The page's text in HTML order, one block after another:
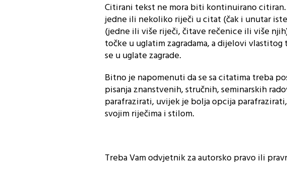
Citirani tekst ne mora biti kontinuirano
jedne ili nekoliko riječi u citat (čak i unutar
(jedne ili više riječi, čitave rečenice ili više
točke u uglatim zagradama, a dijelovi
se u uglate zagrade.
Bitno je napomenuti da se sa citatima treba
pisanja znanstvenih, stručnih, seminarskih
parafrazirati, uvijek je bolja opcija
svojim riječima i stilom.
Treba Vam odvjetnik za autorsko pravo ili